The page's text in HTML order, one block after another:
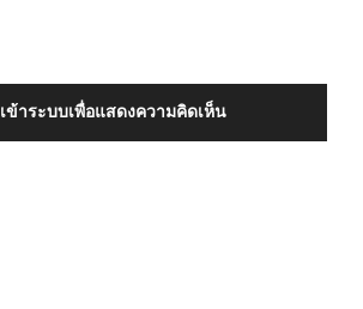
เข้าระบบเพื่อแสดงความคิดเห็น